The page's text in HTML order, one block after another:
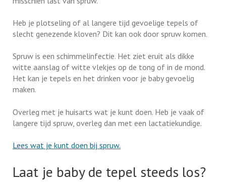
Heb je plotseling of al langere tijd gevoelige tepels of
slecht genezende kloven? Dit kan ook door spruw komen.
Spruw is een schimmelinfectie. Het ziet eruit als dikke
witte aanslag of witte vlekjes op de tong of in de mond.
Het kan je tepels en het drinken voor je baby gevoelig
maken.
Overleg met je huisarts wat je kunt doen. Heb je vaak of
langere tijd spruw, overleg dan met een lactatiekundige.
Lees wat je kunt doen bij spruw.
Laat je baby de tepel steeds los?